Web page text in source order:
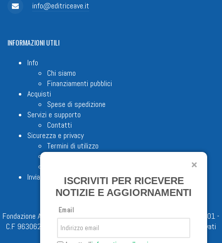
info@editriceave.it
INFORMAZIONIUTILI
Info
Chi siamo
Finanziamenti pubblici
Acquisti
Spese di spedizione
Servizi e supporto
Contatti
Sicurezza e privacy
Termini di utilizzo
Invia proposta editoriale
Fondazione Apostolicam Actuositatem ETS © 2023 - P.I. 05398481001 -
C.F 96306220581 - REA 888781 del 23/02/98 - Tutti i diritti riservati
ISCRIVITI PER RICEVERE
NOTIZIE E AGGIORNAMENTI
Email